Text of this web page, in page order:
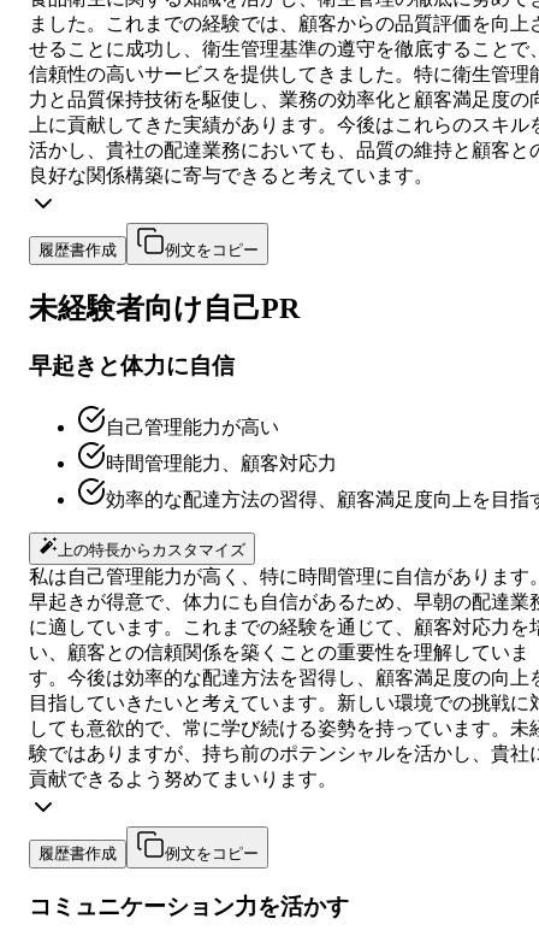
ました。これまでの経験では、顧客からの品質評価を向上
せることに成功し、衛生管理基準の遵守を徹底することで
信頼性の高いサービスを提供してきました。特に衛生管理
力と品質保持技術を駆使し、業務の効率化と顧客満足度の
上に貢献してきた実績があります。今後はこれらのスキル
活かし、貴社の配達業務においても、品質の維持と顧客と
良好な関係構築に寄与できると考えています。
履歴書作成 例文をコピー
未経験者向け自己PR
早起きと体力に自信
自己管理能力が高い
時間管理能力、顧客対応力
効率的な配達方法の習得、顧客満足度向上を目指
上の特長からカスタマイズ
私は自己管理能力が高く、特に時間管理に自信があります
早起きが得意で、体力にも自信があるため、早朝の配達業
に適しています。これまでの経験を通じて、顧客対応力を
い、顧客との信頼関係を築くことの重要性を理解していま
す。今後は効率的な配達方法を習得し、顧客満足度の向上
目指していきたいと考えています。新しい環境での挑戦に
しても意欲的で、常に学び続ける姿勢を持っています。未
験ではありますが、持ち前のポテンシャルを活かし、貴社
貢献できるよう努めてまいります。
履歴書作成 例文をコピー
コミュニケーション力を活かす